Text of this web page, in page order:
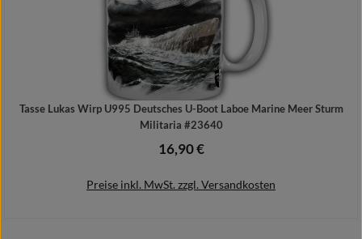
Tasse Lukas Wirp U995 Deutsches U-Boot Laboe Marine Meer Sturm
Militaria #23640
Regulärer Preis:
16,90 €
Preise inkl. MwSt. zzgl. Versandkosten